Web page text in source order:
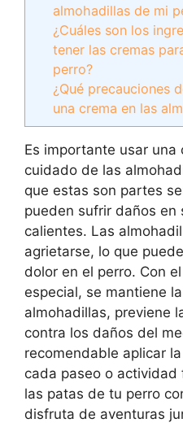
almohadillas de mi
¿Cuáles son los
tener las cremas
perro?
¿Qué precauciones
una crema en las
Es importante usar una
cuidado de las
que estas son partes
pueden sufrir daños en
calientes. Las
agrietarse, lo que
dolor en el perro. Con
especial, se mantiene
almohadillas, previene
contra los daños del
recomendable aplicar
cada paseo o actividad
las patas de tu perro
disfruta de aventuras